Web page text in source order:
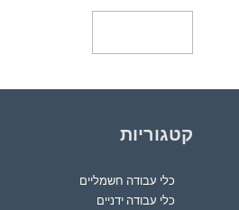
קטגוריות
כלי עבודה חשמליים
כלי עבודה ידניים